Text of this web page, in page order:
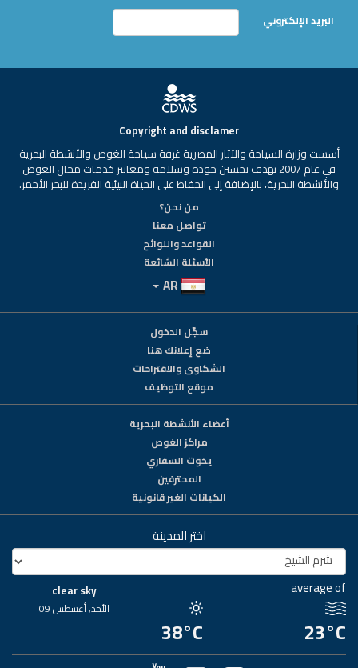
البريد الإلكتروني
Copyright and disclamer
أسست وزارة السياحة والآثار المصرية غرفة سياحة الغوص والأنشطة البحرية
في عام 2007 بهدف تحسين جودة وسلامة ومعايير خدمات مجال الغوص
والأنشطة البحرية، بالإضافة إلى الحفاظ على الحياة البيئية الفريدة للبحر الأحمر.
من نحن؟
تواصل معنا
القواعد واللوائح
الأسئلة الشائعة
سجّل الدخول
ضع إعلانك هنا
الشكاوى والاقتراحات
موقع التوظيف
أعضاء الأنشطة البحرية
مراكز الغوص
يخوت السفاري
المحترفين
الكيانات الغير قانونية
اختر المدينة
average of
23°C
38°C
clear sky
الأحد, أغسطس 09